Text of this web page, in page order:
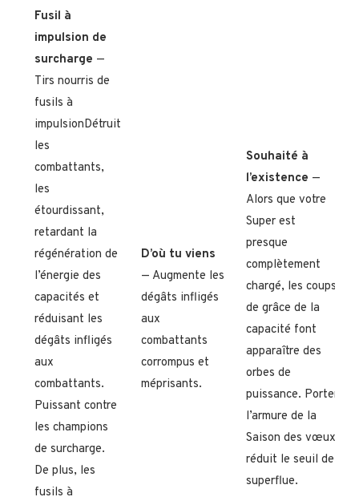
Fusil à
impulsion de
surcharge —
Tirs nourris de
fusils à
impulsionDétruit
les
combattants,
les
étourdissant,
retardant la
régénération de
l’énergie des
capacités et
réduisant les
dégâts infligés
aux
combattants.
Puissant contre
les champions
de surcharge.
De plus, les
fusils à
D’où tu viens
— Augmente les
dégâts infligés
aux
combattants
corrompus et
méprisants.
Souhaité à
l’existence —
Alors que votre
Super est
presque
complètement
chargé, les coups
de grâce de la
capacité font
apparaître des
orbes de
puissance. Porter
l’armure de la
Saison des vœux
réduit le seuil de
superflue.